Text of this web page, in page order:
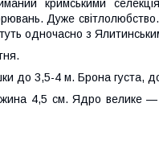
кримськими
Дуже
одночасно з
до 3,5-4 м. Брона густа,
4,5 см. Ядро велике